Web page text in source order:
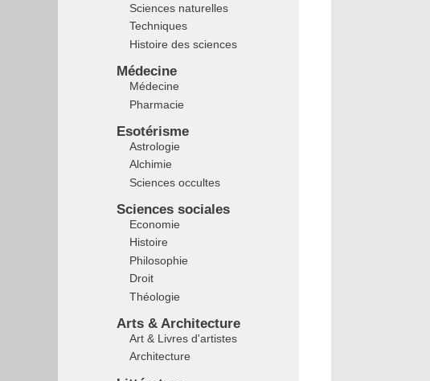
Sciences naturelles
Techniques
Histoire des sciences
Médecine
Médecine
Pharmacie
Esotérisme
Astrologie
Alchimie
Sciences occultes
Sciences sociales
Economie
Histoire
Philosophie
Droit
Théologie
Arts & Architecture
Art & Livres d'artistes
Architecture